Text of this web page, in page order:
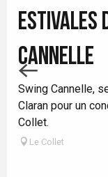
ESTIVALES
CANNELLE
Swing Cannelle,
Claran pour un
Collet.
Le Collet